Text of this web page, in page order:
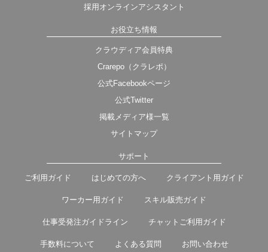
採用オンラインアシスタント
お役立ち情報
クラウディア会員特典
Crarepo（クラレポ）
公式Facebookページ
公式Twitter
掲載メディア様一覧
サイトマップ
サポート
ご利用ガイド はじめての方へ クライアント用ガイド
ワーカー用ガイド スキル販売ガイド
仕事受発注ガイドライン チャットご利用ガイド
手数料について よくある質問 お問い合わせ